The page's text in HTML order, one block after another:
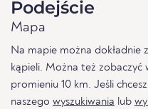
Podejście
Mapa
Na mapie można dokładnie
kąpieli. Można też zobaczyć
promieniu 10 km. Jeśli
naszego wyszukiwania lub